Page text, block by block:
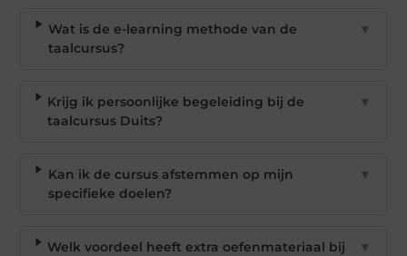
Wat is de e-learning methode van de
taalcursus?
▼
Krijg ik persoonlijke begeleiding bij de
taalcursus Duits?
▼
Kan ik de cursus afstemmen op mijn
specifieke doelen?
▼
Welk voordeel heeft extra oefenmateriaal bij
▼